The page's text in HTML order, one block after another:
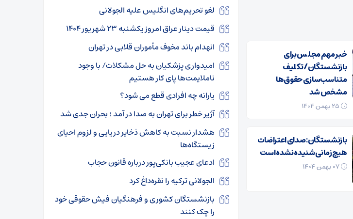
خبر مهم مجلس برای
بازنشستگان/ تکلیف
متناسب‌سازی حقوق‌ها
مشخص شد
بازنشستگان: صدای اعتراضات
هیچ زمانی شنیده نشده است
۰۷ بهمن ۱۴۰۴
لغو تحریم‌های انگلیس علیه الجولانی
قیمت دینار عراق امروز یکشنبه ۲۳ شهریور ۱۴۰۴
انهدام باند مخوف مأموران قلابی در تهران
امیدواری پزشکیان به حل مشکلات/ با وجود
ناملایمت‌ها پای کار هستیم
یارانه چه افرادی قطع می شود؟
آژیر خطر برای تهران به صدا در آمد ؛ بحران جدی شد
هشدار نسبت به کاهش ذخایر دریایی و لزوم احیای
زیستگاه‌ها
ادعای عجیب بانکی‌پور درباره قانون حجاب
الجولانی ترکیه را نقره‌داغ کرد
بازنشستگان کشوری و فرهنگیان فیش حقوقی خود
را چک کنند